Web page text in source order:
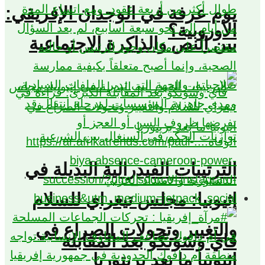
يوم عرفة في الوجدان الإفريقي:
بين النص والذاكرة الاجتماعية
الترتيبات الفيدرالية البديلة في
إثيوبيا: مجلس تيغراي للسلام
والتغيير وتحولات الصراع في
اثيوبيا ما بعد بريتوريا
الأوروبية؟
فاي وسونكو بعد المقابلة